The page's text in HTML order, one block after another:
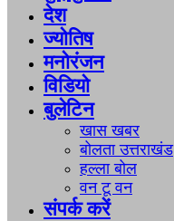
देश
ज्योतिष
मनोरंजन
विडियो
बुलेटिन
खास खबर
बोलता उत्तराखंड
हल्ला बोल
वन टू वन
संपर्क करें